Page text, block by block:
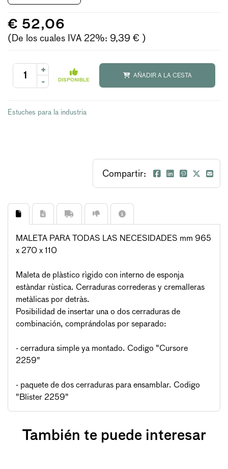
€ 52,06
(De los cuales IVA 22%: 9,39 € )
+
-
DISPONIBLE
AÑADIR A LA CESTA
Estuches para la industria
Compartir:
MALETA PARA TODAS LAS NECESIDADES mm 965
x 270 x 110
Maleta de plàstico rìgido con interno de esponja
estàndar rùstica. Cerraduras correderas y cremalleras
metàlicas por detràs.
Posibilidad de insertar una o dos cerraduras de
combinación, comprándolas por separado:
- cerradura simple ya montado. Codigo "Cursore
2259"
- paquete de dos cerraduras para ensamblar. Codigo
"Blister 2259"
También te puede interesar